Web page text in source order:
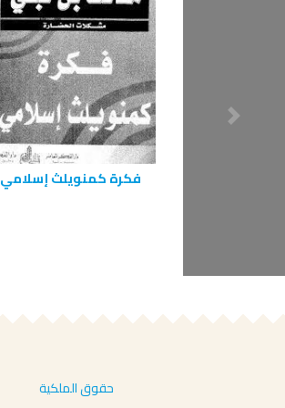
فكرة كمنويلث إسلامي
حقوق الملكية